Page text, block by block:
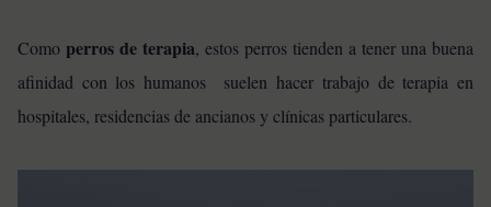
Como perros de terapia, estos perros tienden a tener una buena
afinidad con los humanos suelen hacer trabajo de terapia en
hospitales, residencias de ancianos y clínicas particulares.